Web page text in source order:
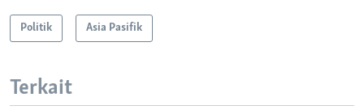
Politik Asia Pasifik
Terkait